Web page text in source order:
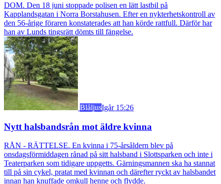
DOM. Den 18 juni stoppade polisen en lätt lastbil på
Kapplandsgatan i Norra Borstahusen. Efter en nykterhetskontroll av
den 56-årige föraren konstaterades att han körde rattfull. Därför har
han av Lunds tingsrätt dömts till fängelse.
BlåljusIgår 15:26
Nytt halsbandsrån mot äldre kvinna
RÅN - RÄTTELSE. En kvinna i 75-årsåldern blev på
onsdagsförmiddagen rånad på sitt halsband i Slottsparken och inte i
Teaterparken som tidigare uppgetts. Gärningsmannen ska ha stannat
till på sin cykel, pratat med kvinnan och därefter ryckt av halsbandet
innan han knuffade omkull henne och flydde.